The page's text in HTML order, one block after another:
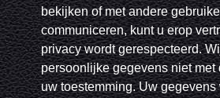
bekijken of met andere
communiceren, kunt u erop
privacy wordt gerespecteerd.
persoonlijke gegevens niet met
uw toestemming. Uw gegevens